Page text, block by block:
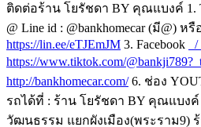
ติดต่อร้าน โยรัชดา BY คุณแบงค์ 1.
@ Line id : @bankhomecar (มี@) ห
https://lin.ee/eTJEmJM 3. Facebook /
https://www.tiktok.com/
http://bankhomecar.com/6. ช่อง
รถได้ที่ : ร้าน โยรัชดา BY คุณแบง
วัฒนธรรม แยกผังเมือง(พระราม9)